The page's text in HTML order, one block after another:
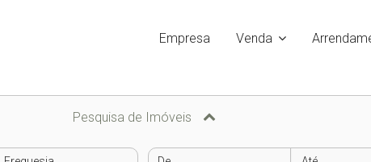
Empresa Venda
Pesquisa de Imóveis